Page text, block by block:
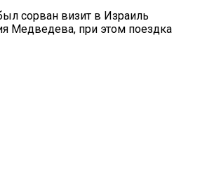
сорван визит в Израиль
Медведева, при этом поездка